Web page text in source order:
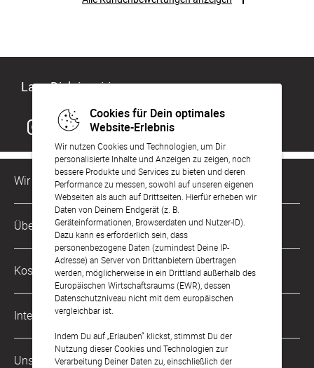
Cookies für Dein optimales
Website-Erlebnis
Wir nutzen Cookies und Technologien, um Dir
personalisierte Inhalte und Anzeigen zu zeigen, noch
bessere Produkte und Services zu bieten und deren
Performance zu messen, sowohl auf unseren eigenen
Webseiten als auch auf Drittseiten. Hierfür erheben wir
Daten von Deinem Endgerät (z. B.
Geräteinformationen, Browserdaten und Nutzer-ID).
Dazu kann es erforderlich sein, dass
personenbezogene Daten (zumindest Deine IP-
Adresse) an Server von Drittanbietern übertragen
werden, möglicherweise in ein Drittland außerhalb des
Europäischen Wirtschaftsraums (EWR), dessen
Datenschutzniveau nicht mit dem europäischen
vergleichbar ist.
Indem Du auf „Erlauben“ klickst, stimmst Du der
Nutzung dieser Cookies und Technologien zur
Verarbeitung Deiner Daten zu, einschließlich der
Lass Dich inspirieren
Wir sind für Dich da
Kundenservice-Hotline
0221 956 725 10
Mo. - Fr. von 9 bis 17 Uhr
kontakt@sendmoments.de
Über Uns
Philosophie
Karriere
Impressum
AGB & Widerrufsrecht
Zahlung & Versand
Kostenlose Services
Musterkarten
Digitale Fotoalben
Digitale Gästelisten
International
Österreich
Unsere Zahlungsarten